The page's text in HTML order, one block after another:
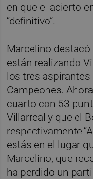
en que el acierto
“definitivo”.
Marcelino
están realizando
los tres
Campeones.
cuarto con 53
Villarreal y que el
estás en el lugar
Marcelino, que
ha perdido un